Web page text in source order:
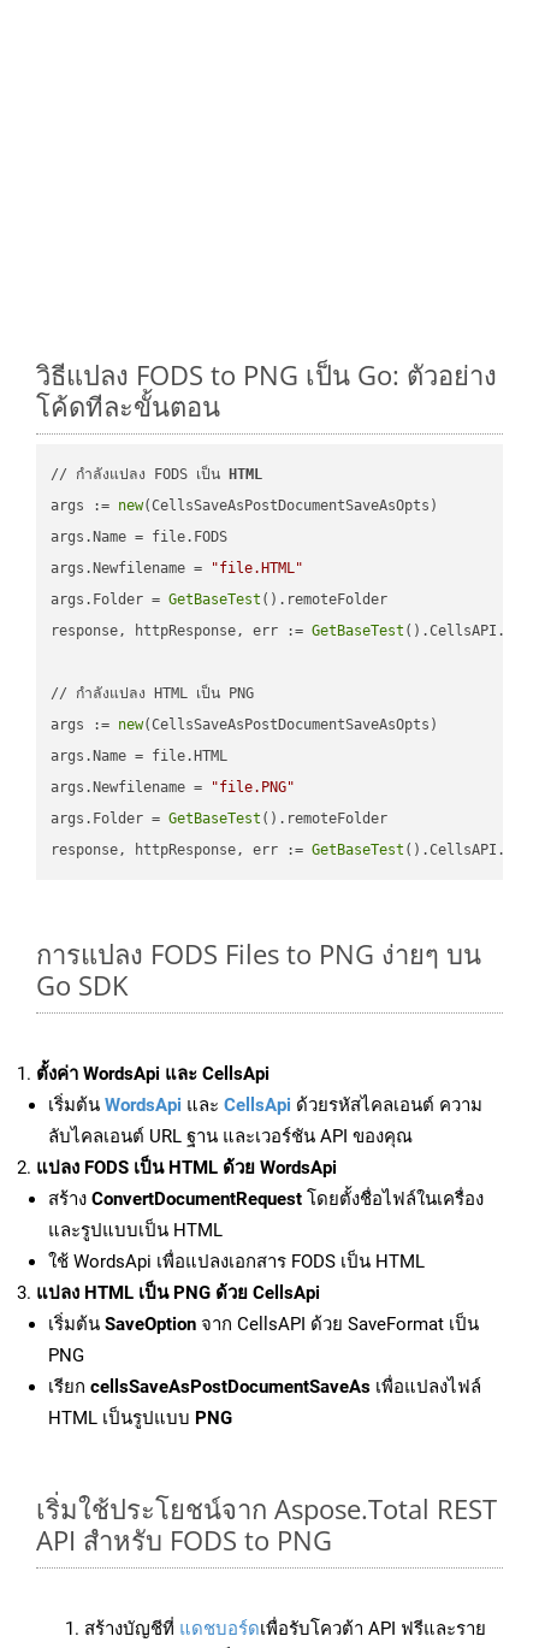
วิธีแปลง FODS to PNG เป็น Go: ตัวอย่าง
โค้ดทีละขั้นตอน
// กำลังแปลง FODS เป็น
HTML
args := new(CellsSaveAsPostDocumentSaveAsOpts)
args.Name = file.FODS
args.Newfilename =
"file.HTML"
args.Folder = GetBaseTest ().remoteFolder
response, httpResponse, err := GetBaseTest ().CellsAPI.
// กำลังแปลง HTML เป็น PNG
args := new(CellsSaveAsPostDocumentSaveAsOpts)
args.Name = file.HTML
args.Newfilename =
"file.PNG"
args.Folder = GetBaseTest ().remoteFolder
response, httpResponse, err := GetBaseTest ().CellsAPI.
การแปลง FODS Files to PNG ง่ายๆ บน
Go SDK
ตั้งค่า WordsApi และ CellsApi
เริ่มต้น WordsApi และ CellsApi ด้วยรหัสไคลเอนต์ ความ
ลับไคลเอนต์ URL ฐาน และเวอร์ชัน API ของคุณ
แปลง FODS เป็น HTML ด้วย WordsApi
สร้าง ConvertDocumentRequest โดยตั้งชื่อไฟล์ในเครื่อง
และรูปแบบเป็น HTML
ใช้ WordsApi เพื่อแปลงเอกสาร FODS เป็น HTML
แปลง HTML เป็น PNG ด้วย CellsApi
เริ่มต้น SaveOption จาก CellsAPI ด้วย SaveFormat เป็น
PNG
เรียก cellsSaveAsPostDocumentSaveAs เพื่อแปลงไฟล์
HTML เป็นรูปแบบ PNG
เริ่มใช้ประโยชน์จาก Aspose.Total REST
API สำหรับ FODS to PNG
สร้างบัญชีที่ แดชบอร์ดเพื่อรับโควต้า API ฟรีและราย